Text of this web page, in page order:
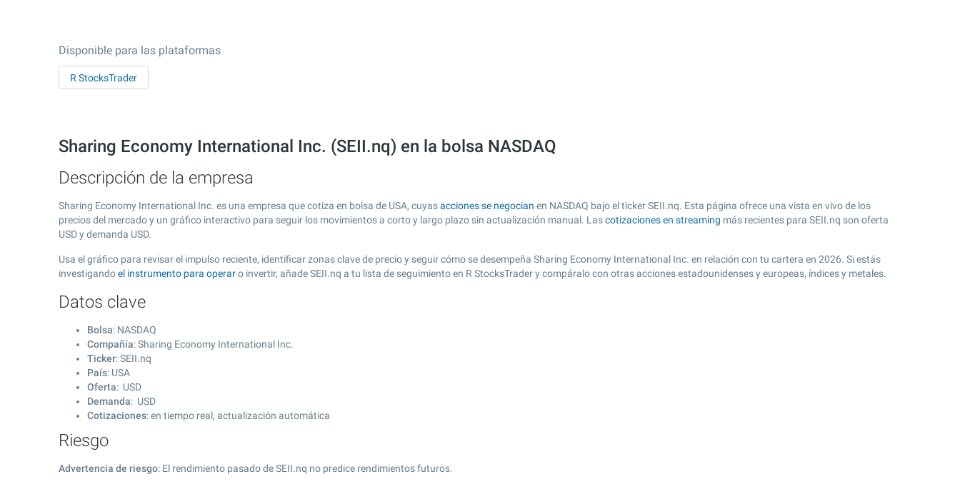
Disponible para las plataformas
R StocksTrader
Sharing Economy International Inc. (SEII.nq) en la bolsa NASDAQ
Descripción de la empresa
Sharing Economy International Inc. es una empresa que cotiza en bolsa de USA, cuyasacciones se negocian en NASDAQ bajo el ticker SEII.nq. Esta página ofrece una vista en vivo de los
precios del mercado y un gráfico interactivo para seguir los movimientos a corto y largo plazo sin actualización manual. Lascotizaciones en streaming más recientes para SEII.nq son oferta
USD y demanda USD.
Usa el gráfico para revisar el impulso reciente, identificar zonas clave de precio y seguir cómo se desempeña Sharing Economy International Inc. en relación con tu cartera en 2026. Si estás
investigandoel instrumento para operaro invertir, añade SEII.nq a tu lista de seguimiento en R StocksTrader y compáralo con otras acciones estadounidenses y europeas, índices y metales.
Datos clave
Bolsa: NASDAQ
Compañía: Sharing Economy International Inc.
Ticker: SEII.nq
País: USA
Oferta: USD
Demanda: USD
Cotizaciones: en tiempo real, actualización automática
Riesgo
Advertencia de riesgo: El rendimiento pasado de SEII.nq no predice rendimientos futuros.